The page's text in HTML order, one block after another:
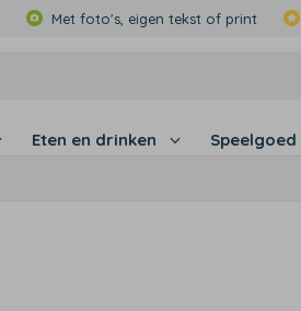
Met foto's, eigen tekst of print
Eten en drinken Speelgoed